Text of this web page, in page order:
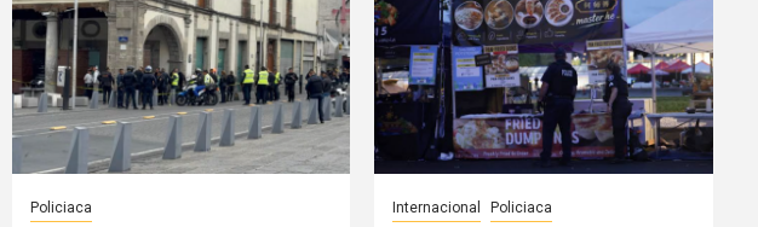
Policiaca Internacional Policiaca